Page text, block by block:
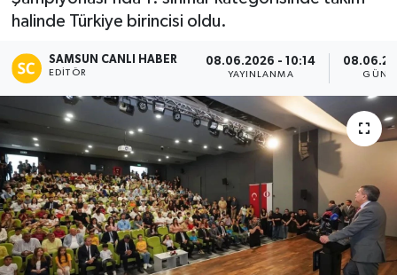
halinde Türkiye birincisi oldu.
SAMSUN CANLI HABER
EDITÖR
08.06.2026 - 10:14
YAYINLANMA
Yemek
Manşet Haberi
Haber Arşivi